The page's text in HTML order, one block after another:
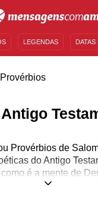
LEGENDAS DATAS
Provérbios
Provérbios de
do Antigo
é a mente de
do nosso